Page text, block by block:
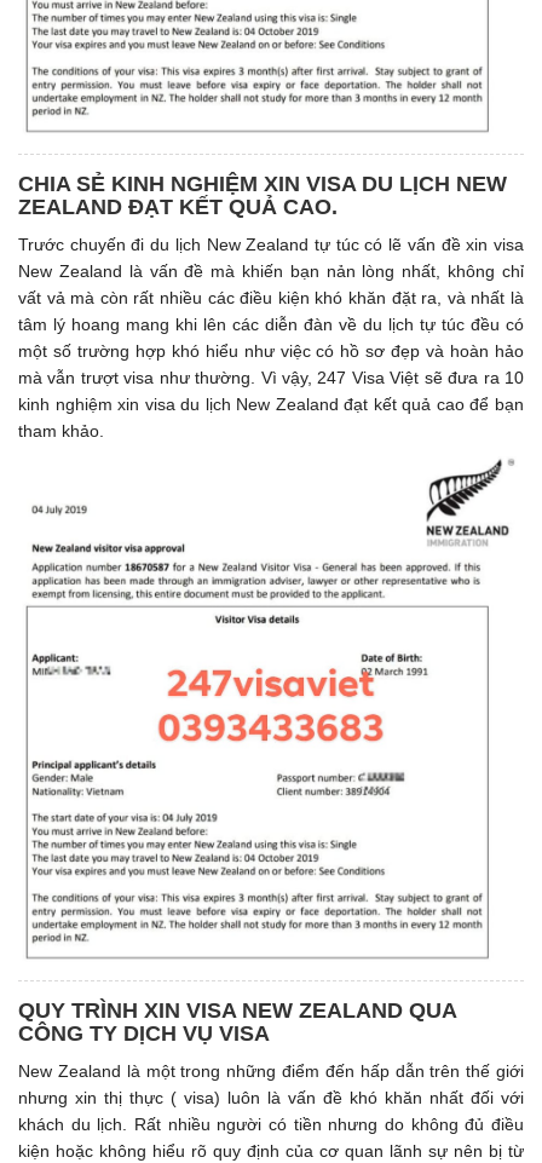
CHIA SẺ KINH NGHIỆM XIN VISA DU LỊCH NEW
ZEALAND ĐẠT KẾT QUẢ CAO.
Trước chuyến đi du lịch New Zealand tự túc có lẽ vấn đề xin visa
New Zealand là vấn đề mà khiến bạn nản lòng nhất, không chỉ
vất vả mà còn rất nhiều các điều kiện khó khăn đặt ra, và nhất là
tâm lý hoang mang khi lên các diễn đàn về du lịch tự túc đều có
một số trường hợp khó hiểu như việc có hồ sơ đẹp và hoàn hảo
mà vẫn trượt visa như thường. Vì vậy, 247 Visa Việt sẽ đưa ra 10
kinh nghiệm xin visa du lịch New Zealand đạt kết quả cao để bạn
tham khảo.
QUY TRÌNH XIN VISA NEW ZEALAND QUA
CÔNG TY DỊCH VỤ VISA
New Zealand là một trong những điểm đến hấp dẫn trên thế giới
nhưng xin thị thực ( visa) luôn là vấn đề khó khăn nhất đối với
khách du lịch. Rất nhiều người có tiền nhưng do không đủ điều
kiện hoặc không hiểu rõ quy định của cơ quan lãnh sự nên bị từ